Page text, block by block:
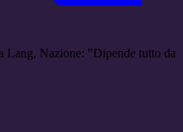
Lang, Nazione: "Dipende tutto da